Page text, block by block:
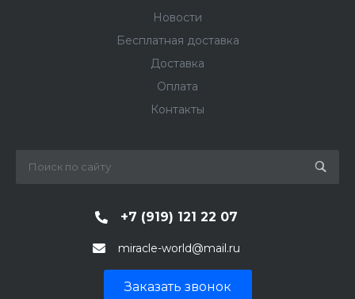
Новости
Бесплатная доставка
Доставка
Оплата
Контакты
+7 (919) 121 22 07
miracle-world@mail.ru
Заказать звонок